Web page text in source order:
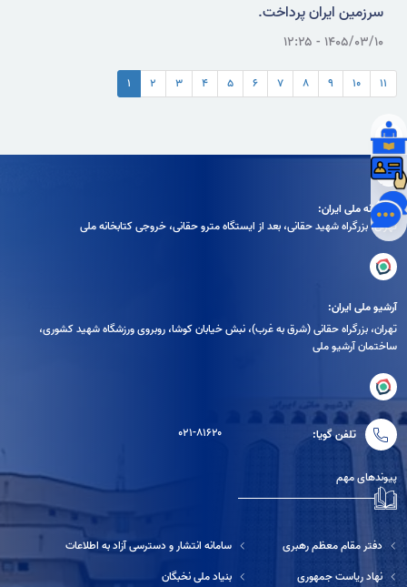
سرزمین ایران پرداخت.
۱۴۰۵/۰۳/۱۰ - ۱۲:۲۵
۱ ۲ ۳ ۴ ۵ ۶ ۷ ۸ ۹ ۱۰ ۱۱
کتابخانه ملی ایران:
تهران، بزرگراه شهيد حقانی، بعد از ايستگاه مترو حقانی، خروجی كتابخانه ملی
آرشیو ملی ایران:
تهران، بزرگراه حقانی (شرق به غرب)، نبش خیابان کوشا، روبروی ورزشگاه شهید کشوری،
ساختمان آرشیو ملی
تلفن گویا: ۰۲۱-۸۱۶۲۰
پیوندهای مهم
دفتر مقام معظم رهبری
نهاد ریاست جمهوری
سامانه انتشار و دسترسی آزاد به اطلاعات
بنیاد ملی نخبگان